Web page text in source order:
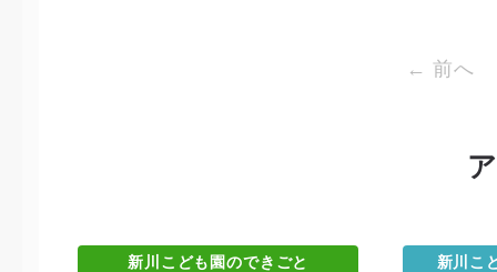
← 前へ
新川こども園のできごと 新川こ